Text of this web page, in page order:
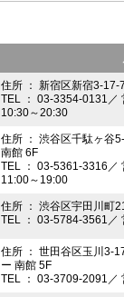
住所 ： 新宿区新宿3-17-7
TEL ： 03-3354-0131／
10:30～20:30
住所 ： 渋谷区千駄ヶ谷
南館 6F
TEL ： 03-5361-3316／
11:00～19:00
住所 ： 渋谷区宇田川町
TEL ： 03-5784-3561／
住所 ： 世田谷区玉川3-
ー 南館 5F
TEL ： 03-3709-2091／